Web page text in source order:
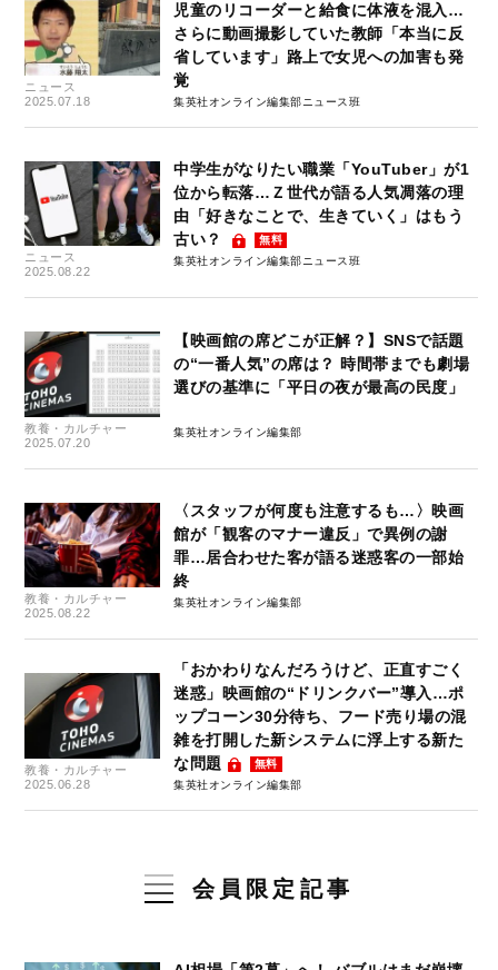
ニュース
2025.07.18
児童のリコーダーと給食に体液を混入…
さらに動画撮影していた教師「本当に反
省しています」路上で女児への加害も発
覚
集英社オンライン編集部ニュース班
ニュース
2025.08.22
中学生がなりたい職業「YouTuber」が1
位から転落…Ｚ世代が語る人気凋落の理
由「好きなことで、生きていく」はもう
古い？
無料
集英社オンライン編集部ニュース班
教養・カルチャー
2025.07.20
【映画館の席どこが正解？】SNSで話題
の“一番人気”の席は？ 時間帯までも劇場
選びの基準に「平日の夜が最高の民度」
集英社オンライン編集部
教養・カルチャー
2025.08.22
〈スタッフが何度も注意するも…〉映画
館が「観客のマナー違反」で異例の謝
罪…居合わせた客が語る迷惑客の一部始
終
集英社オンライン編集部
教養・カルチャー
2025.06.28
「おかわりなんだろうけど、正直すごく
迷惑」映画館の“ドリンクバー”導入…ポ
ップコーン30分待ち、フード売り場の混
雑を打開した新システムに浮上する新た
な問題
無料
集英社オンライン編集部
会員限定記事